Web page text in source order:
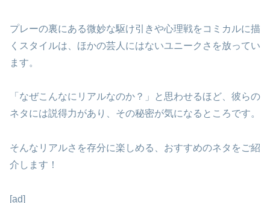
プレーの裏にある微妙な駆け引きや心理戦をコミカルに描
くスタイルは、ほかの芸人にはないユニークさを放ってい
ます。
「なぜこんなにリアルなのか？」と思わせるほど、彼らの
ネタには説得力があり、その秘密が気になるところです。
そんなリアルさを存分に楽しめる、おすすめのネタをご紹
介します！
[ad]